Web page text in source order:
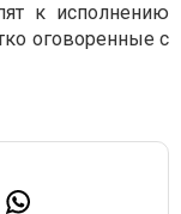
к исполнению
оговоренные с